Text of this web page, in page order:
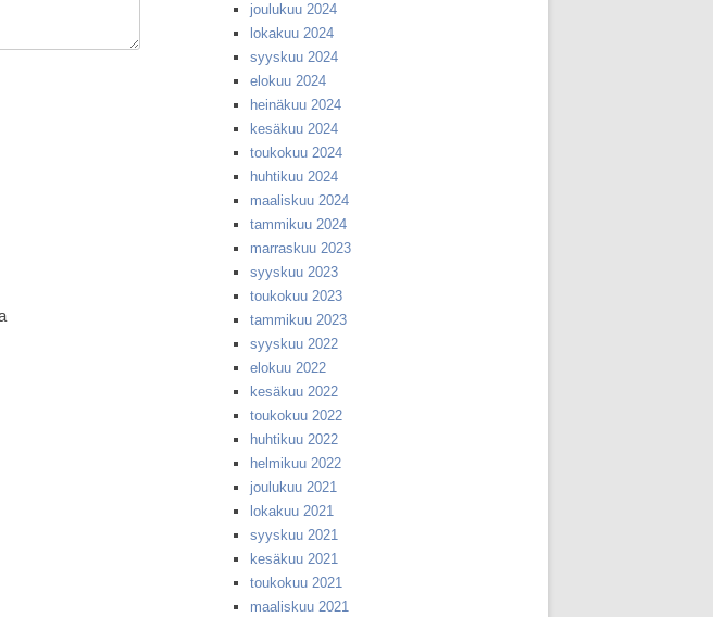
joulukuu 2024
lokakuu 2024
syyskuu 2024
elokuu 2024
heinäkuu 2024
kesäkuu 2024
toukokuu 2024
huhtikuu 2024
maaliskuu 2024
tammikuu 2024
marraskuu 2023
syyskuu 2023
toukokuu 2023
tammikuu 2023
syyskuu 2022
elokuu 2022
kesäkuu 2022
toukokuu 2022
huhtikuu 2022
helmikuu 2022
joulukuu 2021
lokakuu 2021
syyskuu 2021
kesäkuu 2021
toukokuu 2021
maaliskuu 2021